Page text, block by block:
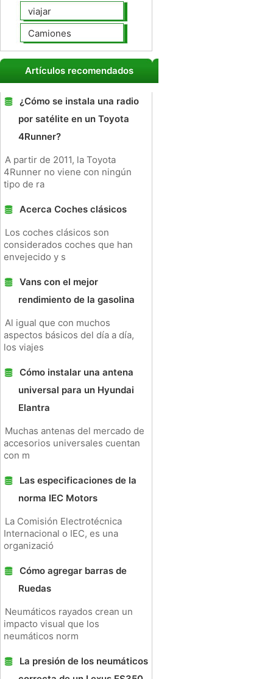
viajar
Camiones
Artículos recomendados
¿Cómo se instala una radio
por satélite en un Toyota
4Runner?
A partir de 2011, la Toyota
4Runner no viene con ningún
tipo de ra
Acerca Coches clásicos
Los coches clásicos son
considerados coches que han
envejecido y s
Vans con el mejor
rendimiento de la gasolina
Al igual que con muchos
aspectos básicos del día a día,
los viajes
Cómo instalar una antena
universal para un Hyundai
Elantra
Muchas antenas del mercado de
accesorios universales cuentan
con m
Las especificaciones de la
norma IEC Motors
La Comisión Electrotécnica
Internacional o IEC, es una
organizació
Cómo agregar barras de
Ruedas
Neumáticos rayados crean un
impacto visual que los
neumáticos norm
La presión de los neumáticos